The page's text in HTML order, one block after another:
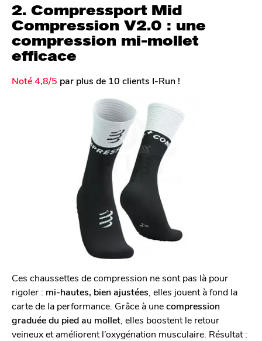
2. Compressport Mid
Compression V2.0 : une
compression mi-mollet
efficace
Noté 4,8/5 par plus de 10 clients I-Run !
Ces chaussettes de compression ne sont pas là pour
rigoler : mi-hautes, bien ajustées, elles jouent à fond la
carte de la performance. Grâce à unecompression
graduée du pied au mollet, elles boostent le retour
veineux et améliorent l’oxygénation musculaire. Résultat :